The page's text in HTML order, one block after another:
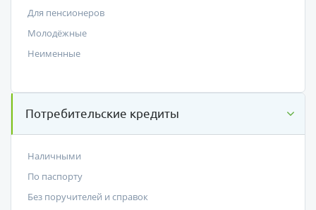
Для пенсионеров
Молодёжные
Неименные
Потребительские кредиты
Наличными
По паспорту
Без поручителей и справок